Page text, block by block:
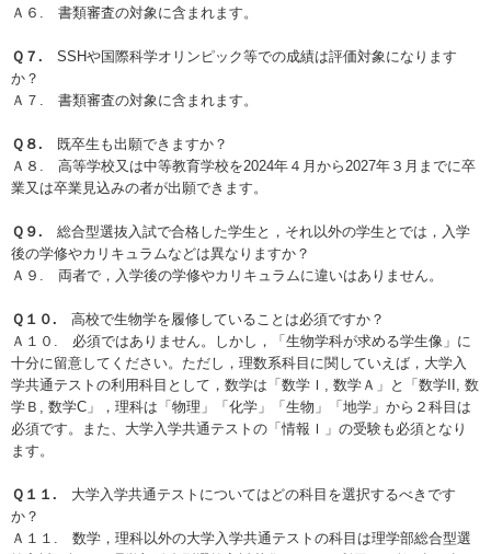
Ａ６. 書類審査の対象に含まれます。
Ｑ７. SSHや国際科学オリンピック等での成績は評価対象になります
か？
Ａ７. 書類審査の対象に含まれます。
Ｑ８. 既卒⽣も出願できますか？
Ａ８. ⾼等学校⼜は中等教育学校を2024年４⽉から2027年３⽉までに卒
業⼜は卒業⾒込みの者が出願できます。
Ｑ９. 総合型選抜⼊試で合格した学⽣と，それ以外の学⽣とでは，⼊学
後の学修やカリキュラムなどは異なりますか？
Ａ９. 両者で，⼊学後の学修やカリキュラムに違いはありません。
Ｑ１０. ⾼校で⽣物学を履修していることは必須ですか？
Ａ１０. 必須ではありません。しかし，「⽣物学科が求める学⽣像」に
⼗分に留意してください。ただし，理数系科⽬に関していえば，⼤学⼊
学共通テストの利⽤科⽬として，数学は「数学Ｉ, 数学Ａ」と「数学II, 数
学Ｂ, 数学C」，理科は「物理」「化学」「⽣物」「地学」から２科⽬は
必須です。また、⼤学⼊学共通テストの「情報Ｉ」の受験も必須となり
ます。
Ｑ１１. ⼤学⼊学共通テストについてはどの科⽬を選択するべきです
か？
Ａ１１. 数学，理科以外の⼤学⼊学共通テストの科⽬は理学部総合型選